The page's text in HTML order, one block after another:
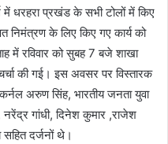
में धरहरा प्रखंड के सभी टोलों में किए
निमंत्रण के लिए किए गए कार्य को
में रविवार को सुबह 7 बजे शाखा
की गई। इस अवसर पर विस्तारक
अरुण सिंह, भारतीय जनता युवा
नरेंद्र गांधी, दिनेश कुमार ,राजेश
दर्जनों थे।